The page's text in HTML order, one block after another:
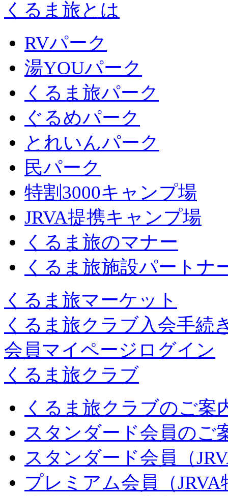
くるま旅とは
RVパーク
湯YOUパーク
くるま旅パーク
ぐるめパーク
とれいんパーク
民パーク
特割3000キャンプ場
JRVA提携キャンプ場
くるま旅のマナー
くるま旅施設パートナ
くるま旅マーケット
くるま旅クラブ入会手続
会員マイページログイン
くるま旅クラブ
くるま旅クラブのご案
スタンダード会員のご
スタンダード会員（
プレミアム会員（